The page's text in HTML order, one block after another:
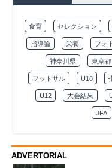
食育 セレクション
指導論 栄養 フォ
神奈川県 東京都
フットサル U18
U12 大会結果
JFA
ADVERTORIAL